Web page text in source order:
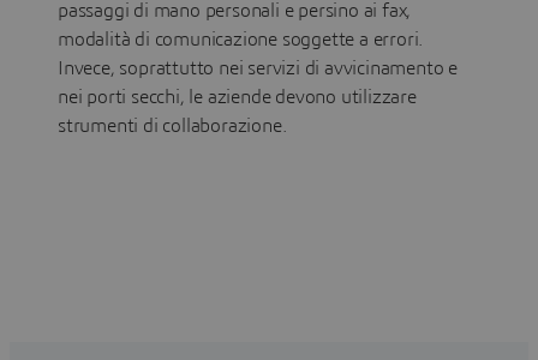
passaggi di mano personali e persino ai fax,
modalità di comunicazione soggette a errori.
Invece, soprattutto nei servizi di avvicinamento e
nei porti secchi, le aziende devono utilizzare
strumenti di collaborazione.